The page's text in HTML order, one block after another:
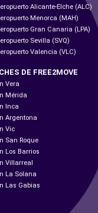
Alicante-Elche (ALC)
Menorca (MAH)
Gran Canaria (LPA)
Sevilla (SVQ)
Valencia (VLC)
DE FREE2MOVE
Vera
Mérida
Inca
Argentona
Vic
San Roque
Los Barrios
Villarreal
La Solana
Las Gabias